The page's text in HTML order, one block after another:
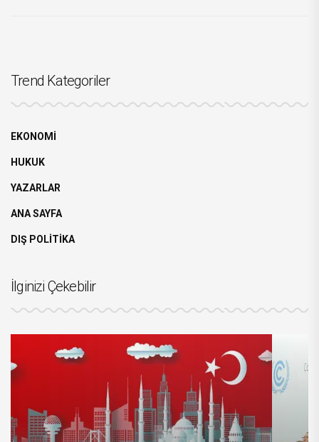
Trend Kategoriler
EKONOMİ
HUKUK
YAZARLAR
ANA SAYFA
DIŞ POLİTİKA
İlginizi Çekebilir